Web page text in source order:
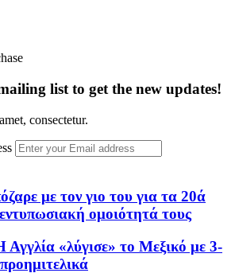
list to get the new updates!
consectetur.
με τον γιο του για τα 20ά
ομοιότητά τους
«λύγισε» το Μεξικό με 3-